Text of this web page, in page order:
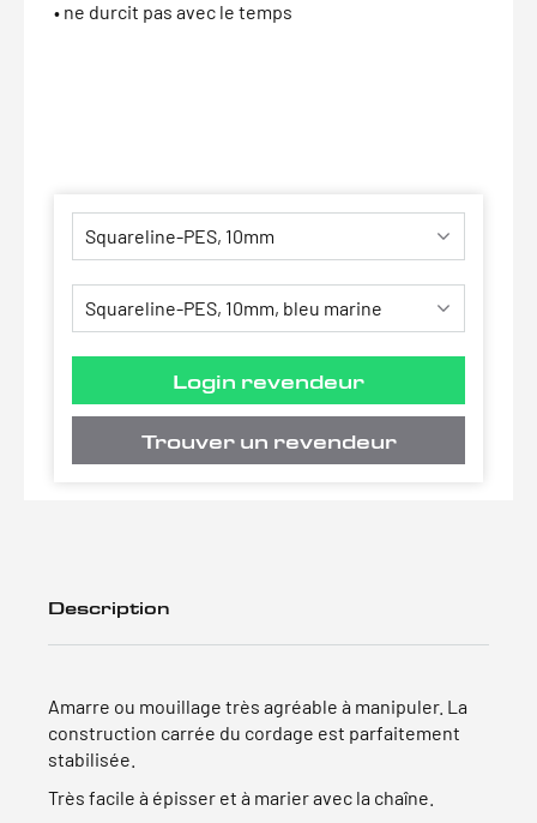
• ne durcit pas avec le temps
Login revendeur
Trouver un revendeur
Description
Amarre ou mouillage très agréable à manipuler. La
construction carrée du cordage est parfaitement
stabilisée.
Très facile à épisser et à marier avec la chaîne.